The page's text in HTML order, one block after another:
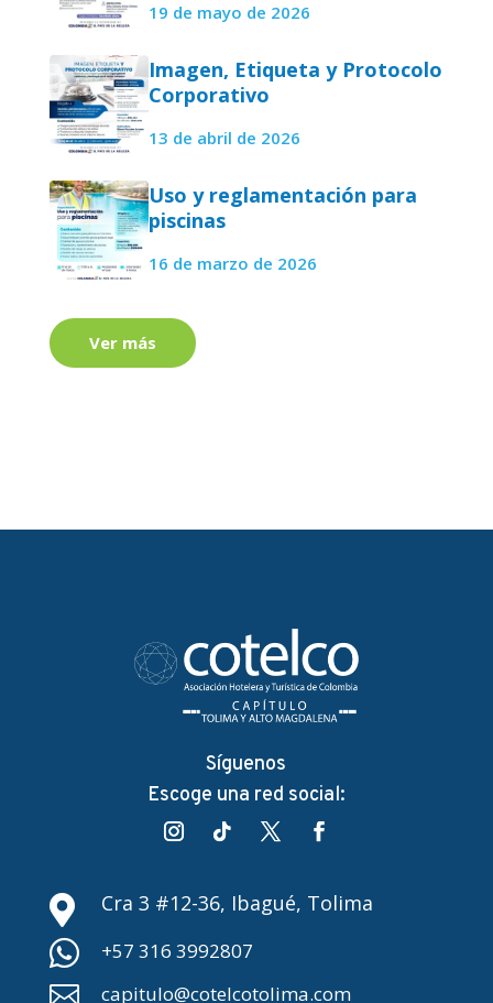
19 de mayo de 2026
Imagen, Etiqueta y Protocolo
Corporativo
13 de abril de 2026
Uso y reglamentación para
piscinas
16 de marzo de 2026
Ver más
Síguenos
Escoge una red social:
 Cra 3 #12-36, Ibagué, Tolima
 +57 316 3992807
 capitulo@cotelcotolima.com